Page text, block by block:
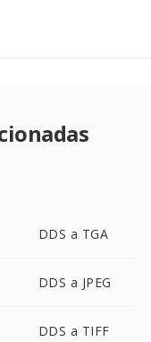
DDS a TGA
DDS a JPEG
DDS a TIFF